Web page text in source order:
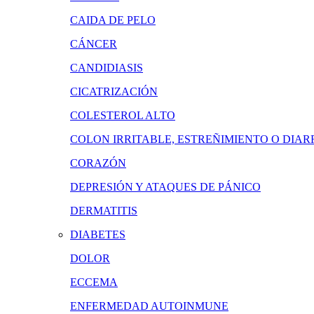
CAIDA DE PELO
CÁNCER
CANDIDIASIS
CICATRIZACIÓN
COLESTEROL ALTO
COLON IRRITABLE, ESTREÑIMIENTO O
CORAZÓN
DEPRESIÓN Y ATAQUES DE PÁNICO
DERMATITIS
DIABETES
DOLOR
ECCEMA
ENFERMEDAD AUTOINMUNE